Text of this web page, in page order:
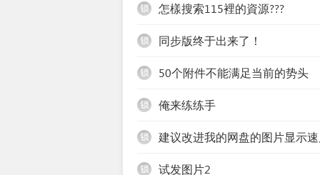
锁
锁
锁
怎樣搜索115裡的資源???
锁
同步版终于出来了！
50个附件不能满足当前的势头
俺来练练手
建议改进我的网盘的图片显示
试发图片2